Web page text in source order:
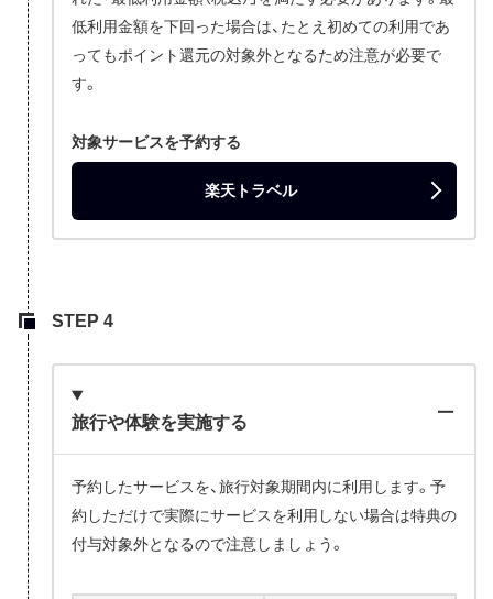
低利用金額を下回った場合は、たとえ初めての利用であ
ってもポイント還元の対象外となるため注意が必要で
す。
対象サービスを予約する
楽天トラベル
旅行や体験を実施する
予約したサービスを、旅行対象期間内に利用します。予
約しただけで実際にサービスを利用しない場合は特典の
付与対象外となるので注意しましょう。